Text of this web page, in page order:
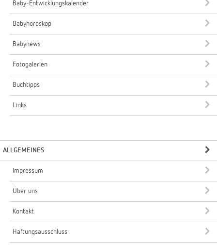
Baby-Entwicklungskalender
Babyhoroskop
Babynews
Fotogalerien
Buchtipps
Links
ALLGEMEINES
Impressum
Über uns
Kontakt
Haftungsausschluss